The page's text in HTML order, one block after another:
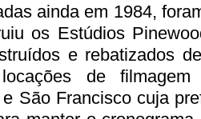
ainda em 1984,
os Estúdios
e rebatizados
de
São Francisco cuja